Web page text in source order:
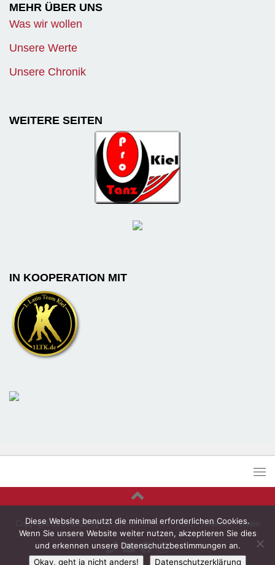
MEHR ÜBER UNS
Was wir wollen
Unsere Werte
Unsere Chronik
WEITERE SEITEN
IN KOOPERATION MIT
Copyright 2014-2026 byTanzen in Kiel e.V.- Post - Telekom - Verein
Diese Website benutzt die minimal erforderlichen Cookies.
Wenn Sie unsere Website weiter nutzen, akzeptieren Sie dies
und erkennen unsere Datenschutzbestimmungen an.
Okay, geht ja nicht anders!
Datenschutzerklärung